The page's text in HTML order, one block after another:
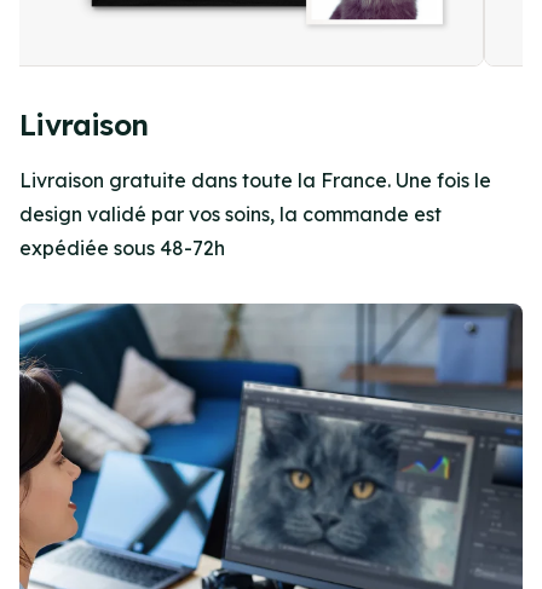
4
of
4
Livraison
Livraison gratuite dans toute la France. Une fois le
design validé par vos soins, la commande est
expédiée sous 48-72h